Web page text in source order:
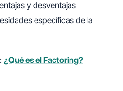
y desventajas
específicas de la
: ¿Qué es el Factoring?